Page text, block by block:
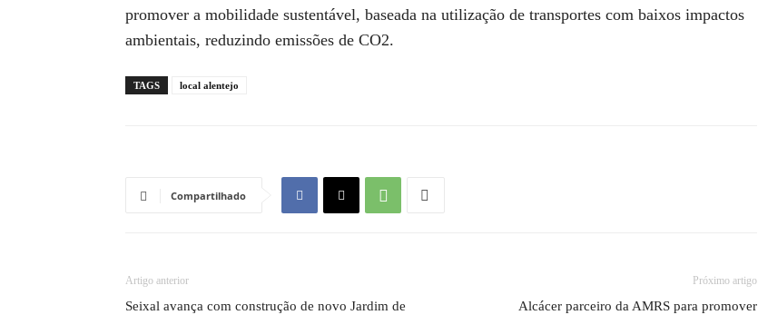
promover a mobilidade sustentável, baseada na utilização de transportes com baixos impactos
ambientais, reduzindo emissões de CO2.
TAGS local alentejo
Compartilhado
Artigo anterior
Seixal avança com construção de novo Jardim de
Próximo artigo
Alcácer parceiro da AMRS para promover